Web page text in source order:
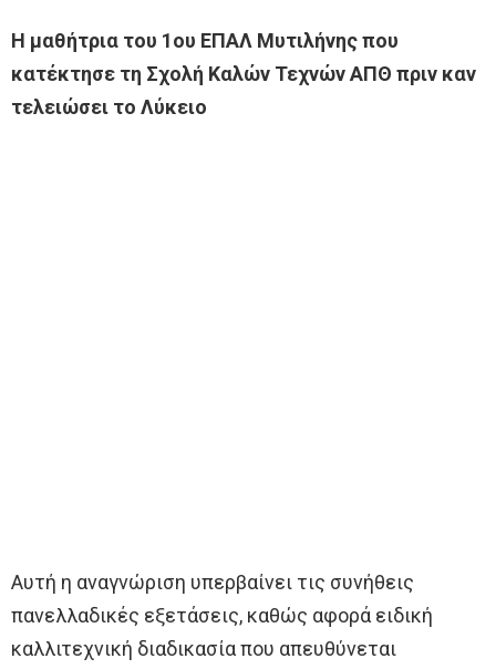
Η μαθήτρια του 1ου ΕΠΑΛ Μυτιλήνης που
κατέκτησε τη Σχολή Καλών Τεχνών ΑΠΘ πριν καν
τελειώσει το Λύκειο
Αυτή η αναγνώριση υπερβαίνει τις συνήθεις
πανελλαδικές εξετάσεις, καθώς αφορά ειδική
καλλιτεχνική διαδικασία που απευθύνεται